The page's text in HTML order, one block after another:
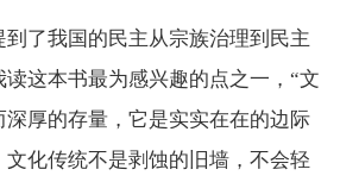
了我国的民主从宗族治理到民主
这本书最为感兴趣的点之一，“文
厚的存量，它是实实在在的边际
化传统不是剥蚀的旧墙，不会轻